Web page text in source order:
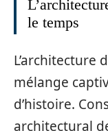
le temps
L’architecture
mélange
d’histoire.
architectural